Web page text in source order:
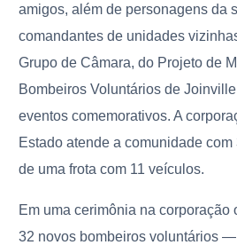
amigos, além de personagens da
comandantes de unidades
Grupo de Câmara, do Projeto de
Bombeiros Voluntários de
eventos comemorativos. A
Estado atende a comunidade
de uma frota com 11 veículos.
Em uma cerimônia na corporação
32 novos bombeiros voluntários